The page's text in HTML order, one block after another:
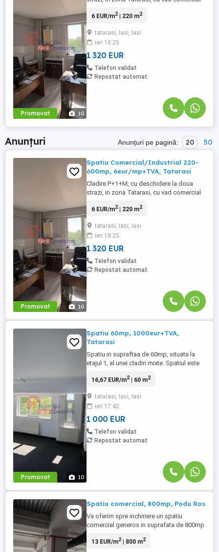
Promovat 10
poate inchiria pe nivele: Parter 220mp: -
openspace, cu inaltime de 2.7 -3.0 m; -
suprafata utila este de 220mp; -2grupuri
sanitare, se ...
6 EUR/m2| 220 m2
tatarasi, Iasi, Iasi
ieri 18:25
1 320 EUR
Telefon validat
Repostat automat
Anunțuri Anunțuri pe pagină: 20 50
Promovat 10
Spatiu Comercial/Industrial 220-
600mp, 6eur/mp+TVA, Tatarasi
Cladire P+1+M, cu deschidere la doua
strazi, in zona Tatarasi, cu vad comercial
poate inchiria pe nivele: Parter 220mp: -
openspace, cu inaltime de 2.7 -3.0 m; -
suprafata utila este de 220mp; -2grupuri
sanitare, se ...
6 EUR/m2| 220 m2
tatarasi, Iasi, Iasi
ieri 18:25
1 320 EUR
Telefon validat
Repostat automat
Promovat 10
Spatiu 60mp, 1000eur+TVA,
Tatarasi
Spatiu in supraftaa de 60mp, situata la
etajul 1, al unei cladiri mixte. Spatiul este
pretabil pentru birouri,activitati scolare,
proprie, un punct sanitar si are acces la
mansarda, spatiu ideala pentru depozitare
sau amenajarea ...
16,67 EUR/m2| 60 m2
tatarasi, Iasi, Iasi
ieri 17:42
1 000 EUR
Telefon validat
Repostat automat
Spatiu comercial, 800mp, Podu Ros
Va oferim spre inchiriere un spatiu
comercial generos in suprafata de 800mp
fatada vitrata pe tot perimetrul stradal,
13 EUR/m2| 800 m2